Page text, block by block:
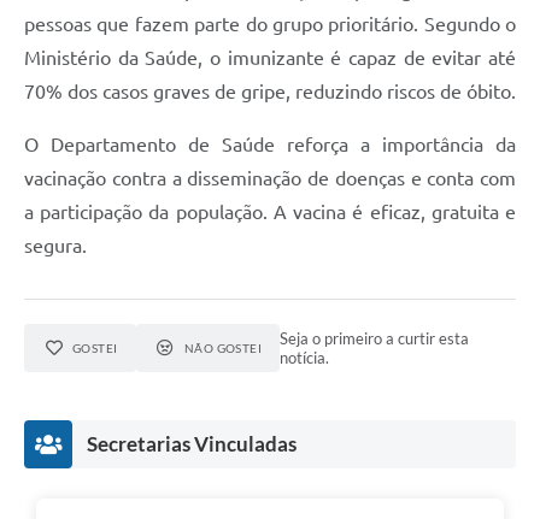
pessoas que fazem parte do grupo prioritário. Segundo o
Ministério da Saúde, o imunizante é capaz de evitar até
70% dos casos graves de gripe, reduzindo riscos de óbito.
O Departamento de Saúde reforça a importância da
vacinação contra a disseminação de doenças e conta com
a participação da população. A vacina é eficaz, gratuita e
segura.
GOSTEI NÃO GOSTEI
Seja o primeiro a curtir esta
notícia.
Secretarias Vinculadas